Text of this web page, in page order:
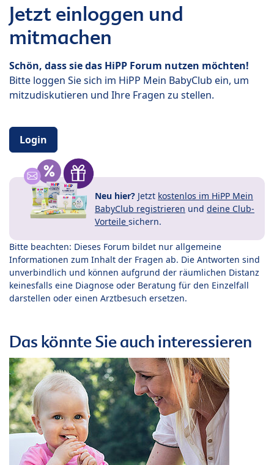
Jetzt einloggen und
mitmachen
Schön, dass sie das HiPP Forum nutzen möchten!
Bitte loggen Sie sich im HiPP Mein BabyClub ein, um
mitzudiskutieren und Ihre Fragen zu stellen.
Login
Neu hier? Jetzt kostenlos im HiPP Mein
BabyClub registrieren und deine Club-
Vorteile sichern.
Bitte beachten: Dieses Forum bildet nur allgemeine
Informationen zum Inhalt der Fragen ab. Die Antworten sind
unverbindlich und können aufgrund der räumlichen Distanz
keinesfalls eine Diagnose oder Beratung für den Einzelfall
darstellen oder einen Arztbesuch ersetzen.
Das könnte Sie auch interessieren